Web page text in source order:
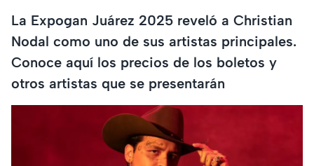
La Expogan Juárez 2025 reveló a Christian
Nodal como uno de sus artistas principales.
Conoce aquí los precios de los boletos y
otros artistas que se presentarán